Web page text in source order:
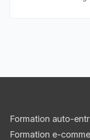
Formation auto-
Formation e-